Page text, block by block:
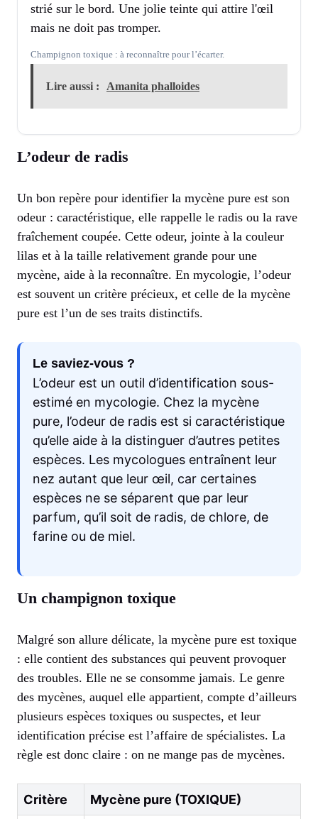
strié sur le bord. Une jolie teinte qui attire l'œil
mais ne doit pas tromper.
Champignon toxique : à reconnaître pour l’écarter.
Lire aussi : Amanita phalloides
L’odeur de radis
Un bon repère pour identifier la mycène pure est son
odeur : caractéristique, elle rappelle le radis ou la rave
fraîchement coupée. Cette odeur, jointe à la couleur
lilas et à la taille relativement grande pour une
mycène, aide à la reconnaître. En mycologie, l’odeur
est souvent un critère précieux, et celle de la mycène
pure est l’un de ses traits distinctifs.
Le saviez-vous ?
L’odeur est un outil d’identification sous-
estimé en mycologie. Chez la mycène
pure, l’odeur de radis est si caractéristique
qu’elle aide à la distinguer d’autres petites
espèces. Les mycologues entraînent leur
nez autant que leur œil, car certaines
espèces ne se séparent que par leur
parfum, qu’il soit de radis, de chlore, de
farine ou de miel.
Un champignon toxique
Malgré son allure délicate, la mycène pure est toxique
: elle contient des substances qui peuvent provoquer
des troubles. Elle ne se consomme jamais. Le genre
des mycènes, auquel elle appartient, compte d’ailleurs
plusieurs espèces toxiques ou suspectes, et leur
identification précise est l’affaire de spécialistes. La
règle est donc claire : on ne mange pas de mycènes.
Critère Mycène pure (TOXIQUE)